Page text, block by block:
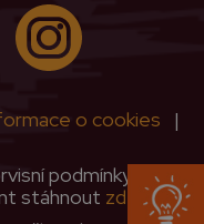
o cookies
|
podmínky si
stáhnout zde